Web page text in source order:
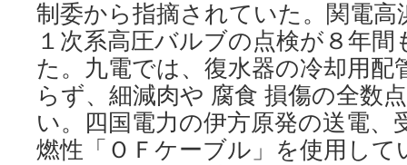
制委から指摘されていた。関電高
１次系高圧バルブの点検が８年
た。九電では、復水器の冷却用配
らず、細減肉や 腐食 損傷の全数
い。四国電力の伊方原発の送電、
燃性「ＯＦケーブル」を使用し